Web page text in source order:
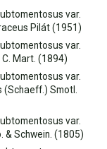
var.
Pilát (1951)
var.
Mart. (1894)
var.
Smotl.
var.
& Schwein. (1805)